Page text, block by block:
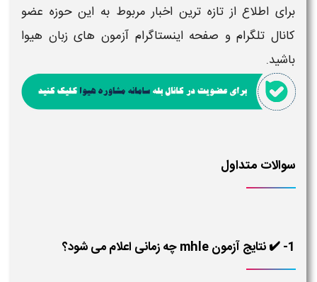
برای اطلاع از تازه ترین اخبار مربوط به این حوزه عضو
کانال تلگرام و صفحه اینستاگرامآزمون های زبان هیوا
باشید.
سوالات متداول
1- ✔️ نتایج آزمون mhle چه زمانی اعلام می شود؟